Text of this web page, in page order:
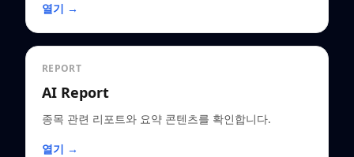
열기 →
REPORT
AI Report
종목 관련 리포트와 요약 콘텐츠를 확인합니다.
열기 →